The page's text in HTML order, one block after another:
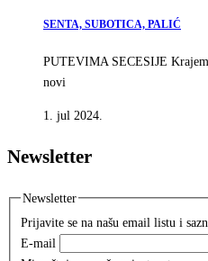
SENTA, SUBOTICA, PALIĆ
PUTEVIMA SECESIJE
novi
1. jul 2024.
Newsletter
Newsletter
Prijavite se na našu email listu i
E-mail